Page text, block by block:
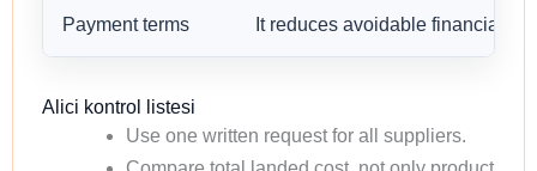
Payment terms It reduces avoidable financial
Alici kontrol listesi
Use one written request for all suppliers.